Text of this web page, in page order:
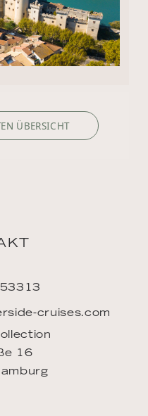
ÜBERSICHT
cruises.com
16